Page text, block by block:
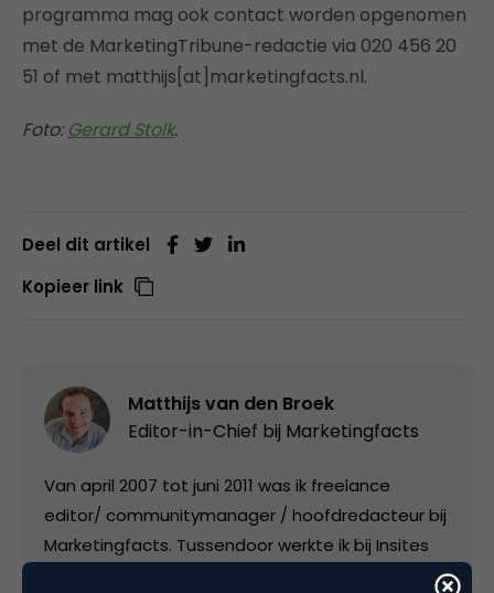
programma mag ook contact worden opgenomen
met de MarketingTribune-redactie via 020 456 20
51 of met matthijs[at]marketingfacts.nl.
Foto:Gerard Stolk.
Deel dit artikel
Kopieer link
Matthijs van den Broek
Editor-in-Chief bij Marketingfacts
Van april 2007 tot juni 2011 was ik freelance
editor/ communitymanager / hoofdredacteur bij
Marketingfacts. Tussendoor werkte ik bij Insites
Consulting, IDG Nederland, Saatchi&Saatchi;/Leo